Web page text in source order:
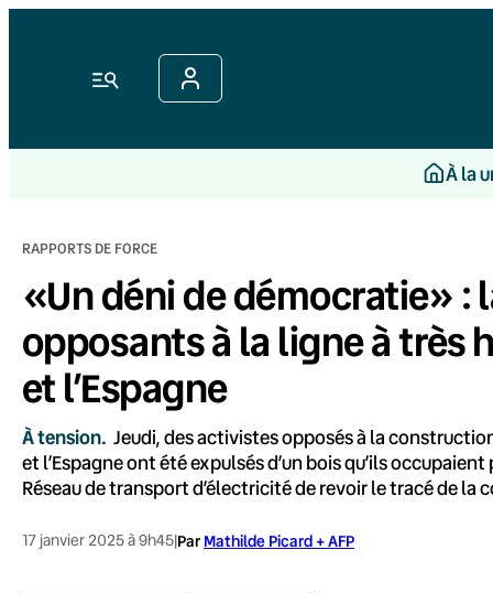
Menu
À la
RAPPORTS DE FORCE
«Un déni de démocratie» :
opposants à la ligne à très
et l’Espagne
À tension. Jeudi, des activistes opposés à la
et l’Espagne ont été expulsés d’un bois qu’ils
Réseau de transport d’électricité de revoir le tracé de la
17 janvier 2025 à 9h45|Par Mathilde Picard + AFP